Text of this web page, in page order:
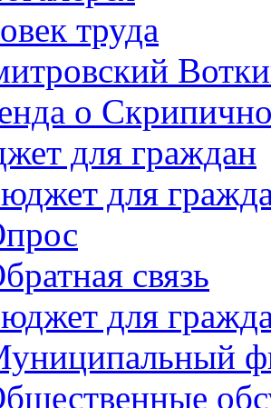
труда
о
для граждан
для
связь
для